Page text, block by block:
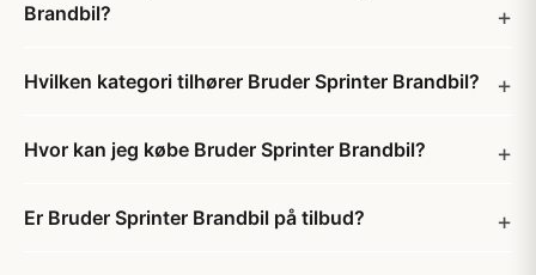
Brandbil?
Hvilken kategori tilhører Bruder Sprinter Brandbil?
Hvor kan jeg købe Bruder Sprinter Brandbil?
Er Bruder Sprinter Brandbil på tilbud?